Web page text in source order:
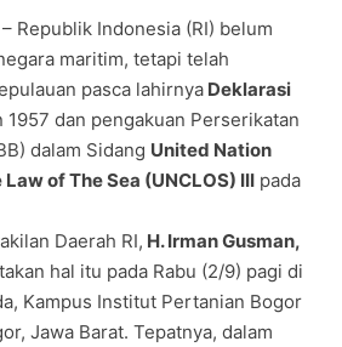
– Republik Indonesia (RI) belum
maritim, tetapi telah
pasca lahirnya Deklarasi
1957 dan pengakuan Perserikatan
dalam Sidang United Nation
of The Sea (UNCLOS) III pada
Daerah RI, H. Irman Gusman,
hal itu pada Rabu (2/9) pagi di
Kampus Institut Pertanian Bogor
Jawa Barat. Tepatnya, dalam